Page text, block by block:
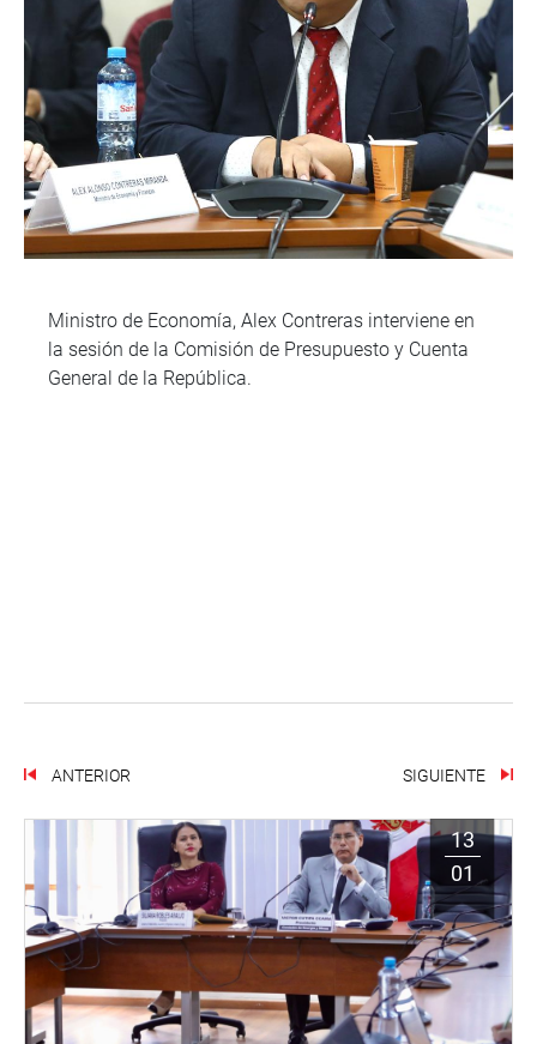
Ministro de Economía, Alex Contreras interviene en
la sesión de la Comisión de Presupuesto y Cuenta
General de la República.
ANTERIOR SIGUIENTE
13
01